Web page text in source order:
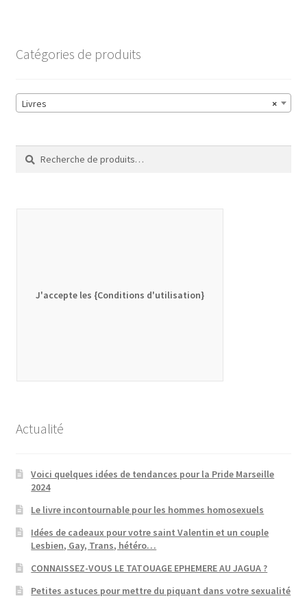
Catégories de produits
×
Livres
Recherche
pour :
Recherche
J'accepte les {Conditions d'utilisation}
Actualité
Voici quelques idées de tendances pour la Pride Marseille
2024
Le livre incontournable pour les hommes homosexuels
Idées de cadeaux pour votre saint Valentin et un couple
Lesbien, Gay, Trans, hétéro…
CONNAISSEZ-VOUS LE TATOUAGE EPHEMERE AU JAGUA ?
Petites astuces pour mettre du piquant dans votre sexualité